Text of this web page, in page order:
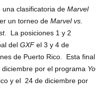
clasificatoria de Marvel
un torneo de Marvel vs.
. La posiciones 1 y 2
del GXFel 3 y 4 de
de Puerto Rico. Esta final
por el programa Yo
y el 24 de diciembre por